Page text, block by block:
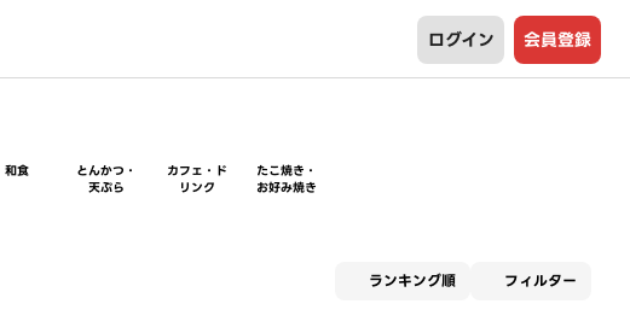
ログイン 会員登録
和食
とんかつ・
天ぷら
カフェ・ド
リンク
たこ焼き・
お好み焼き
ランキング順 フィルター